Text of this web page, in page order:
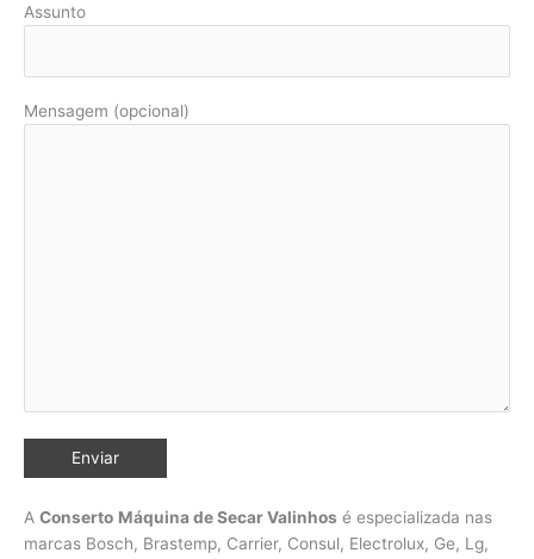
Assunto
Mensagem (opcional)
A Conserto Máquina de Secar Valinhos é especializada nas
marcas Bosch, Brastemp, Carrier, Consul, Electrolux, Ge, Lg,